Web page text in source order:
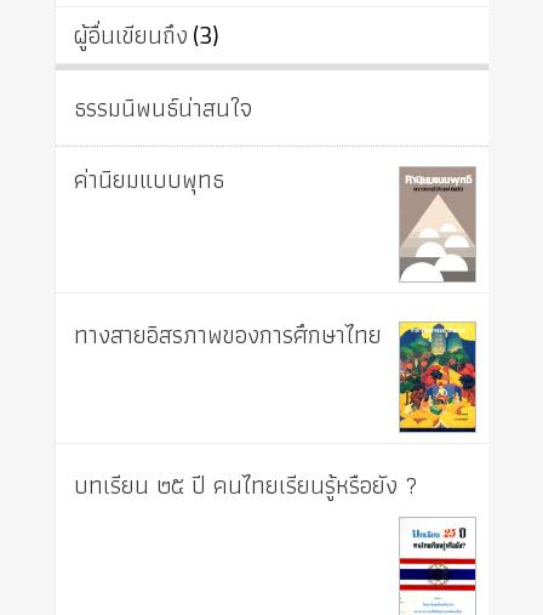
ผู้อื่นเขียนถึง(3)
ธรรมนิพนธ์น่าสนใจ
ค่านิยมแบบพุทธ
ทางสายอิสรภาพของการศึกษาไทย
บทเรียน ๒๕ ปี คนไทยเรียนรู้หรือยัง ?